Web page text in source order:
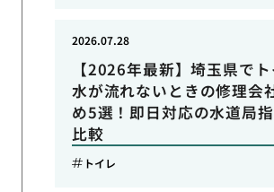
【2026年最新】埼玉県で
水が流れないときの修理会
め5選！即日対応の水道局
比較
2026.07.28
トイレ